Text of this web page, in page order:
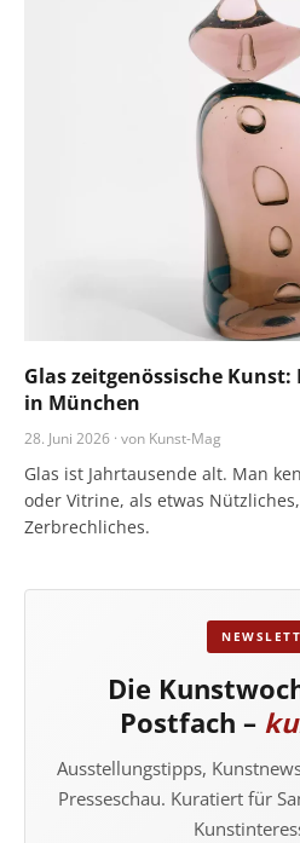
Glas zeitgenössische
in München
28. Juni 2026 · von Kunst-Mag
Glas ist Jahrtausende alt. Man
oder Vitrine, als etwas
Zerbrechliches.
Die
Postfach –
Ausstellungstipps,
Presseschau. Kuratiert für